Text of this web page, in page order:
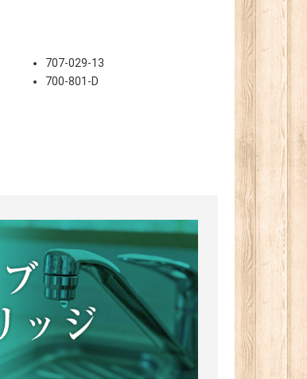
707-029-13
700-801-D